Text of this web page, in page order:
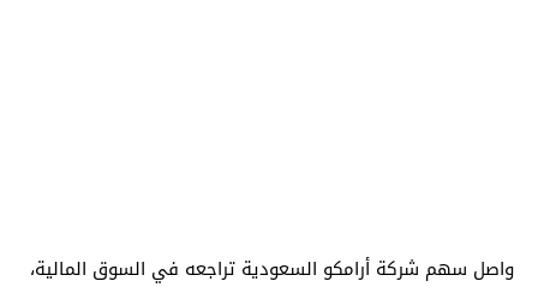
واصل سهم شركة أرامكو السعودية تراجعه في السوق المالية،